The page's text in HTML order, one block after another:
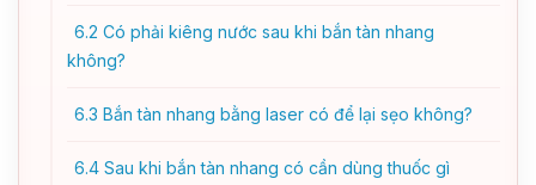
6.2 Có phải kiêng nước sau khi bắn tàn nhang
không?
6.3 Bắn tàn nhang bằng laser có để lại sẹo không?
6.4 Sau khi bắn tàn nhang có cần dùng thuốc gì